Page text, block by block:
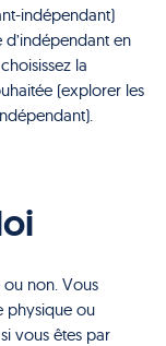
indépendant)
en
la
(explorer les
non. Vous
physique ou
vous êtes par